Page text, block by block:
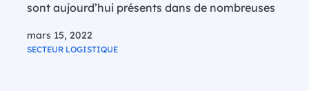
sont aujourd’hui présents dans de nombreuses
surprenant car il s’agit d’un moyen de
communication intelligent et sûr. Le SMS est…
mars 15, 2022
SECTEUR LOGISTIQUE